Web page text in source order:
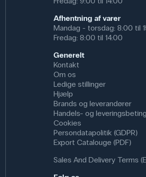
Afhentning af varer
Mandag - torsdag: 8:00 til
Fredag: 8:00 til 14:00
Generelt
Kontakt
Om os
Ledige stillinger
Hjælp
Brands og leverandører
Handels- og
Cookies
Persondatapolitik (GDPR)
Export Catalouge (PDF)
Sales And Delivery Terms